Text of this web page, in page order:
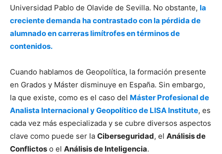
Universidad Pablo de Olavide de Sevilla. No obstante, la
creciente demanda ha contrastado con la pérdida de
alumnado en carreras limítrofes en términos de
contenidos.
Cuando hablamos de Geopolítica, la formación presente
en Grados y Máster disminuye en España. Sin embargo,
la que existe, como es el caso del Máster Profesional de
Analista Internacional y Geopolítico de LISA Institute, es
cada vez más especializada y se cubre diversos aspectos
clave como puede ser la Ciberseguridad, el Análisis de
Conflictos o el Análisis de Inteligencia.